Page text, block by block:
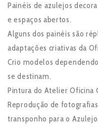
Painéis de azulejos
e espaços abertos.
Alguns dos painéis são
adaptações criativas da
Crio modelos
se destinam.
Pintura do Atelier Oficina
Reprodução de
transponho para o